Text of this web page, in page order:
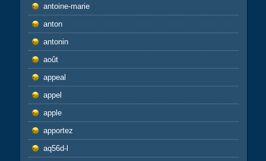
antoine-marie
anton
antonin
août
appeal
appel
apple
apportez
aq56d-l